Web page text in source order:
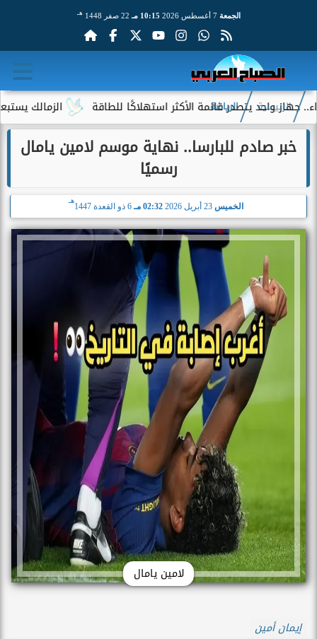
الجمعة 7 أغسطس 2026 10:15 مـ 22 صفر 1448 هـ
الزمالك يستبعد 4 لاعبين شباب من حساباته في الموسم الجديد يتصدر قائمة الأكثر استهلاكًا للطاقة
الرئيسية الرياضة
خبر صادم للبارسا.. نهاية موسم لامين يامال
رسميًا
الخميس 23 أبريل 2026 02:32 مـ 6 ذو القعدة 1447
هـ
لامين يامال
إيمان أمين